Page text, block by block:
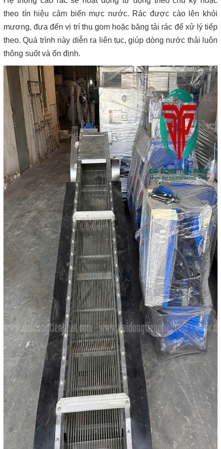
theo tín hiệu cảm biến mực nước. Rác được cào lên khỏi
mương, đưa đến vị trí thu gom hoặc băng tải rác để xử lý tiếp
theo. Quá trình này diễn ra liên tục, giúp dòng nước thải luôn
thông suốt và ổn định.